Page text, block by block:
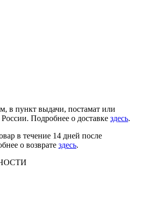
в пункт выдачи, постамат или
Подробнее о доставке здесь.
в течение 14 дней после
о возврате здесь.